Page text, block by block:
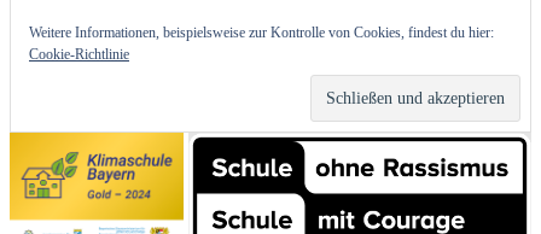
Weitere Informationen, beispielsweise zur Kontrolle von Cookies, findest du hier:
Cookie-Richtlinie